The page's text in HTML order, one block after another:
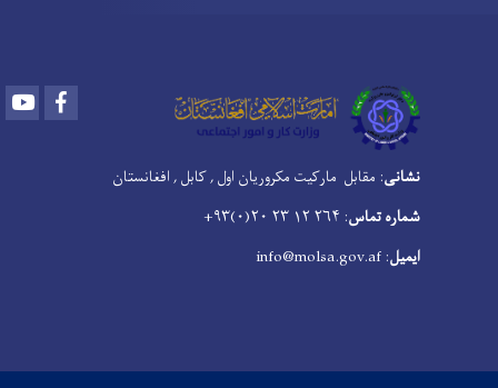
Youtube
نشانی: مقابل مارکیت مکروریان اول , کابل , افغانستان
شماره تماس: ۲۶۴ ۱۲ ۲۳ ۲۰(۰)۹۳+
ایمیل: info@molsa.gov.af